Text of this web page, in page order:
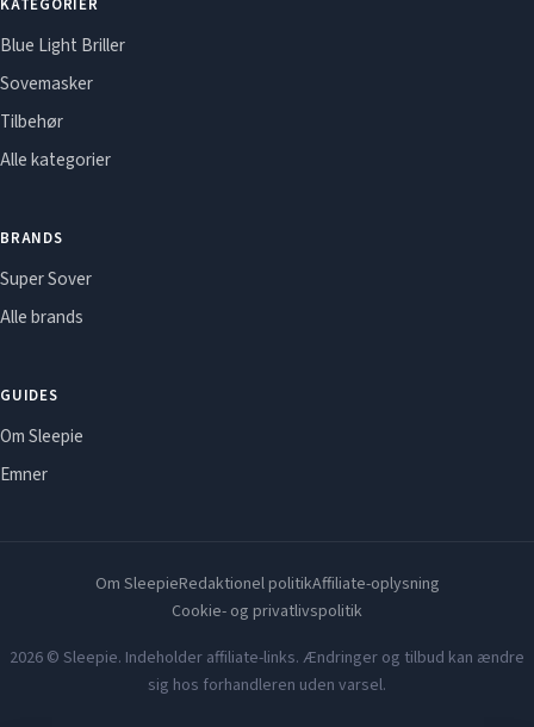
KATEGORIER
Blue Light Briller
Sovemasker
Tilbehør
Alle kategorier
BRANDS
Super Sover
Alle brands
GUIDES
Om Sleepie
Emner
Om SleepieRedaktionel politikAffiliate-oplysning
Cookie- og privatlivspolitik
2026 © Sleepie. Indeholder affiliate-links. Ændringer og tilbud kan ændre
sig hos forhandleren uden varsel.